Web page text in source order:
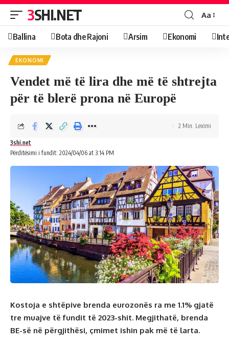
3SHI.NET Aa
Ballina Bota dhe Rajoni Arsim Ekonomi
EKONOMI
Vendet më të lira dhe më të shtrejta
për të blerë prona në Europë
Përditësimi i fundit: 2024/04/06 at 3:14 PM
3shi.net
2 Min. Leximi
Kostoja e shtëpive brenda eurozonës ra me 1.1% gjatë
tre muajve të fundit të 2023-shit. Megjithatë, brenda
BE-së në përgjithësi, çmimet ishin pak më të larta.